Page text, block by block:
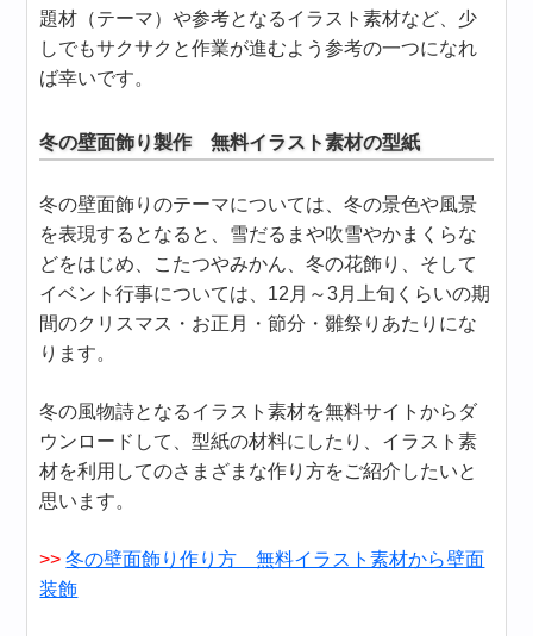
題材（テーマ）や参考となるイラスト素材など、少
しでもサクサクと作業が進むよう参考の一つになれ
ば幸いです。
冬の壁面飾り製作 無料イラスト素材の型紙
冬の壁面飾りのテーマについては、冬の景色や風景
を表現するとなると、雪だるまや吹雪やかまくらな
どをはじめ、こたつやみかん、冬の花飾り、そして
イベント行事については、12月～3月上旬くらいの期
間のクリスマス・お正月・節分・雛祭りあたりにな
ります。
冬の風物詩となるイラスト素材を無料サイトからダ
ウンロードして、型紙の材料にしたり、イラスト素
材を利用してのさまざまな作り方をご紹介したいと
思います。
>> 冬の壁面飾り作り方 無料イラスト素材から壁面
装飾